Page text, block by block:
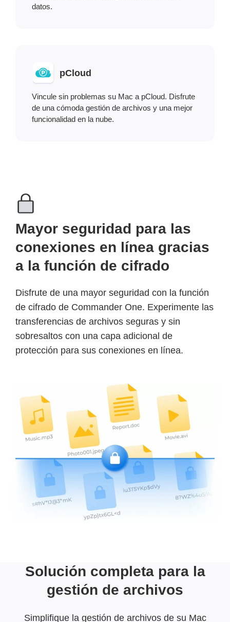
datos.
pCloud
Vincule sin problemas su Mac a pCloud. Disfrute
de una cómoda gestión de archivos y una mejor
funcionalidad en la nube.
Mayor seguridad para las
conexiones en línea gracias
a la función de cifrado
Disfrute de una mayor seguridad con la función
de cifrado de Commander One. Experimente las
transferencias de archivos seguras y sin
sobresaltos con una capa adicional de
protección para sus conexiones en línea.
Solución completa para la
gestión de archivos
Simplifique la gestión de archivos de su Mac